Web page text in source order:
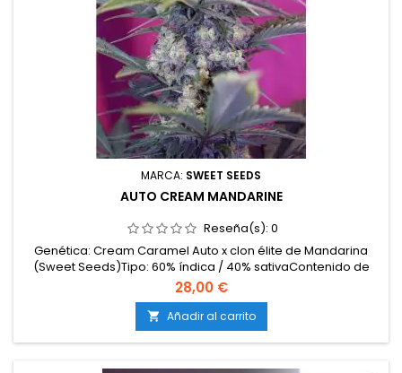
MARCA: SWEET SEEDS
AUTO CREAM MANDARINE
Reseña(s): 0
Genética: Cream Caramel Auto x clon élite de Mandarina
(Sweet Seeds)Tipo: 60% índica / 40% sativaContenido de
THC: 18-22%Ciclo completo: 9 semanas desde la
germinaciónProducción en interior: 400-550
g/m²Producción en exterior: hasta 170 g/plantaAltura: 80-150
cmAromas y sabores: Intensamente cítricos (mandarina,
cítricos) con fondo...
28,00 €
 Añadir al carrito